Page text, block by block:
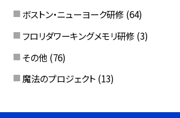
ボストン・ニューヨーク研修 (64)
フロリダワーキングメモリ研修 (3)
その他 (76)
魔法のプロジェクト (13)